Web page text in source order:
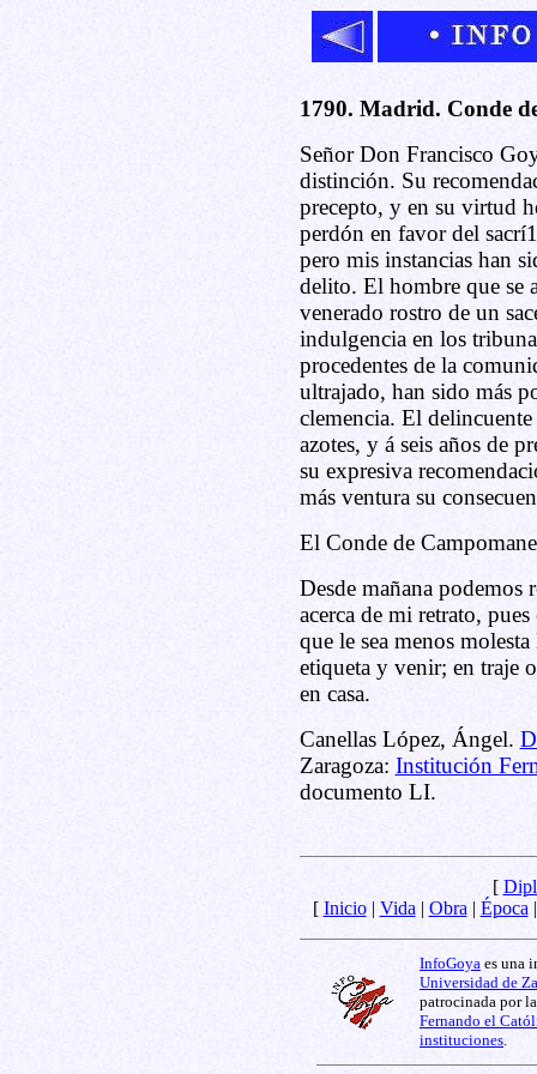
1790. Madrid. Conde
Señor Don Francisco
distinción. Su
precepto, y en su virtud
perdón en favor del
pero mis instancias han
delito. El hombre que se
venerado rostro de un
indulgencia en los
procedentes de la
ultrajado, han sido más
clemencia. El
azotes, y á seis años de
su expresiva
más ventura su
El Conde de
Desde mañana podemos
acerca de mi retrato,
que le sea menos
etiqueta y venir; en traje
en casa.
Canellas López, Ángel.
Zaragoza: Institución
documento LI.
[
[ Inicio| Vida | Obra | Época
InfoGoya es una
Universidad de
patrocinada por
Fernando el
instituciones